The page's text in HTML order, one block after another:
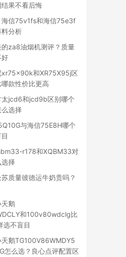
果不看后悔
海信75v1fs和海信75e3f
分析
的za8油烟机测评？质量
好
xr75x90k和XR75X95j区
款性价比更高
太jcd6和jcd9b区别哪个
选择
与海信75E8H哪个
r178和XQBM33对
择
苏质量彼德运牛奶贵吗？
天鹅
和100v80wdclg比
选不盲目
天鹅TG100V86WMDY5
怎么选？良心点评配置区